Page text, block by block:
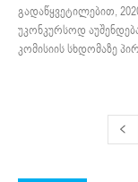
გადაწყვეტილებით,
უკონკურსოდ
კომისიის სხდომაზე